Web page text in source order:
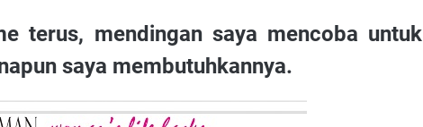
terus, mendingan saya mencoba untuk
saya membutuhkannya.